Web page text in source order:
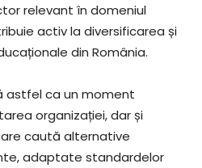
relevant în domeniul
activ la diversificarea și
din România.
astfel ca un moment
organizației, dar și
caută alternative
adaptate standardelor